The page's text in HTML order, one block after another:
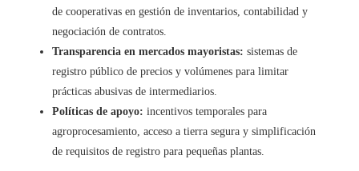
de cooperativas en gestión de inventarios, contabilidad y
negociación de contratos.
Transparencia en mercados mayoristas: sistemas de
registro público de precios y volúmenes para limitar
prácticas abusivas de intermediarios.
Políticas de apoyo: incentivos temporales para
agroprocesamiento, acceso a tierra segura y simplificación
de requisitos de registro para pequeñas plantas.